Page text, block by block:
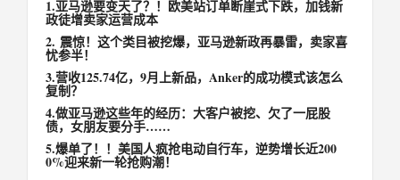
1.亚马逊要变天了？！欧美站订单断崖式下跌，加钱新
政徒增卖家运营成本
2. 震惊！这个类目被挖爆，亚马逊新政再暴雷，卖家喜
忧参半！
3.营收125.74亿，9月上新品，Anker的成功模式该怎么
复制？
4.做亚马逊这些年的经历：大客户被挖、欠了一屁股
债，女朋友要分手……
5.爆单了！！美国人疯抢电动自行车，逆势增长近200
0%迎来新一轮抢购潮！